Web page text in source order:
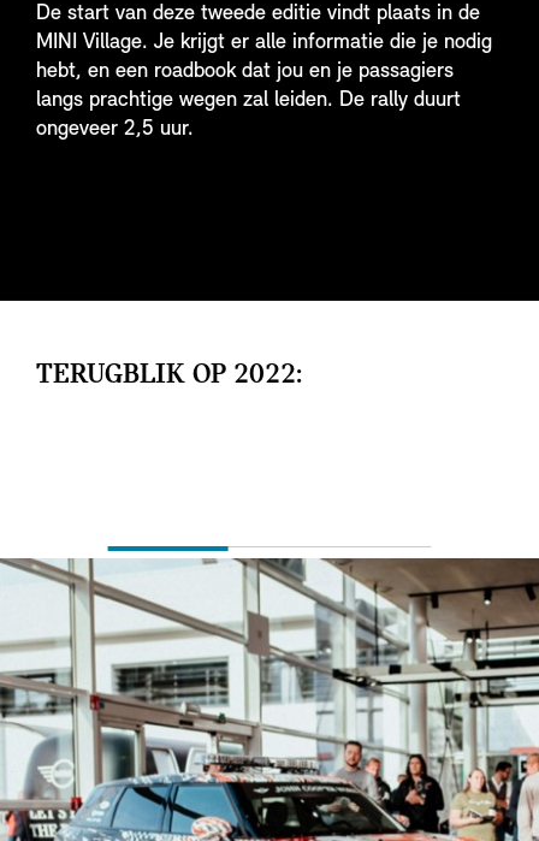
De start van deze tweede editie vindt plaats in de
MINI Village. Je krijgt er alle informatie die je nodig
hebt, en een roadbook dat jou en je passagiers
langs prachtige wegen zal leiden. De rally duurt
ongeveer 2,5 uur.
TERUGBLIK OP 2022: